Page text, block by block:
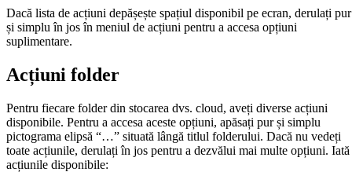
Dacă lista de acțiuni depășește spațiul disponibil pe ecran, derulați pur
și simplu în jos în meniul de acțiuni pentru a accesa opțiuni
suplimentare.
Acțiuni folder
Pentru fiecare folder din stocarea dvs. cloud, aveți diverse acțiuni
disponibile. Pentru a accesa aceste opțiuni, apăsați pur și simplu
pictograma elipsă “…” situată lângă titlul folderului. Dacă nu vedeți
toate acțiunile, derulați în jos pentru a dezvălui mai multe opțiuni. Iată
acțiunile disponibile: